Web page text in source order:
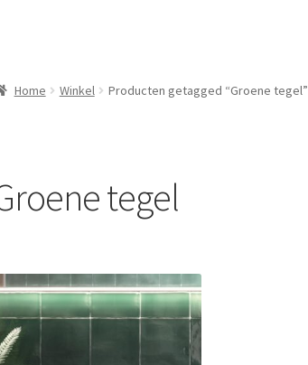
Home Winkel Producten getagged “Groene tegel”
tegel